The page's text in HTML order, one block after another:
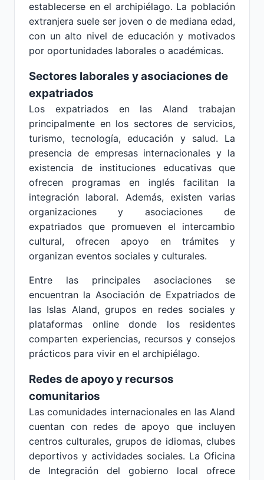
establecerse en el archipiélago. La población
extranjera suele ser joven o de mediana edad,
con un alto nivel de educación y motivados
por oportunidades laborales o académicas.
Sectores laborales y asociaciones de
expatriados
Los expatriados en las Aland trabajan
principalmente en los sectores de servicios,
turismo, tecnología, educación y salud. La
presencia de empresas internacionales y la
existencia de instituciones educativas que
ofrecen programas en inglés facilitan la
integración laboral. Además, existen varias
organizaciones y asociaciones de
expatriados que promueven el intercambio
cultural, ofrecen apoyo en trámites y
organizan eventos sociales y culturales.
Entre las principales asociaciones se
encuentran la Asociación de Expatriados de
las Islas Aland, grupos en redes sociales y
plataformas online donde los residentes
comparten experiencias, recursos y consejos
prácticos para vivir en el archipiélago.
Redes de apoyo y recursos
comunitarios
Las comunidades internacionales en las Aland
cuentan con redes de apoyo que incluyen
centros culturales, grupos de idiomas, clubes
deportivos y actividades sociales. La Oficina
de Integración del gobierno local ofrece